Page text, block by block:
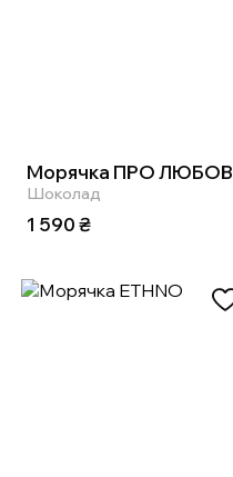
Морячка ПРО ЛЮБОВ
Шоколад
1 590₴